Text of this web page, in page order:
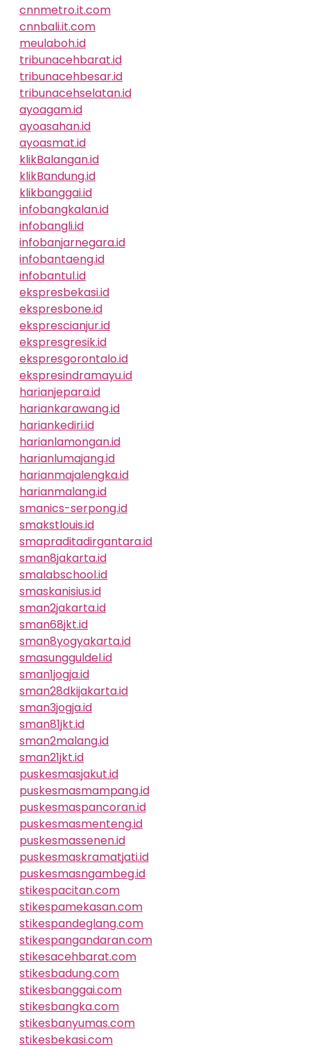
cnnmetro.it.com
cnnbali.it.com
meulaboh.id
tribunacehbarat.id
tribunacehbesar.id
tribunacehselatan.id
ayoagam.id
ayoasahan.id
ayoasmat.id
klikBalangan.id
klikBandung.id
klikbanggai.id
infobangkalan.id
infobangli.id
infobanjarnegara.id
infobantaeng.id
infobantul.id
ekspresbekasi.id
ekspresbone.id
eksprescianjur.id
ekspresgresik.id
ekspresgorontalo.id
ekspresindramayu.id
harianjepara.id
hariankarawang.id
hariankediri.id
harianlamongan.id
harianlumajang.id
harianmajalengka.id
harianmalang.id
smanics-serpong.id
smakstlouis.id
smapraditadirgantara.id
sman8jakarta.id
smalabschool.id
smaskanisius.id
sman2jakarta.id
sman68jkt.id
sman8yogyakarta.id
smasungguldel.id
sman1jogja.id
sman28dkijakarta.id
sman3jogja.id
sman81jkt.id
sman2malang.id
sman21jkt.id
puskesmasjakut.id
puskesmasmampang.id
puskesmaspancoran.id
puskesmasmenteng.id
puskesmassenen.id
puskesmaskramatjati.id
puskesmasngambeg.id
stikespacitan.com
stikespamekasan.com
stikespandeglang.com
stikespangandaran.com
stikesacehbarat.com
stikesbadung.com
stikesbanggai.com
stikesbangka.com
stikesbanyumas.com
stikesbekasi.com